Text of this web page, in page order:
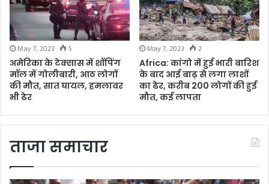
May 7, 2023
5
अमेरिका के टेक्सास में शॉपिंग
मॉल में गोलीबारी, आठ लोगों
की मौत, सात घायल, हमलावर
भी ढेर
May 7, 2023
2
Africa: कांगो में हुई भारी बारिश
के बाद आई बाढ़ से लगा लाशों
का ढेर, करीब 200 लोगों की हुई
मौत, कई लापता
ताजा समाचार